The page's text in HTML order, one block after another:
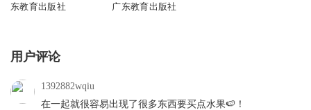
东教育出版社
广东教育出版社
用户评论
1392882wqiu
在一起就很容易出现了很多东西要买点水果🍉！